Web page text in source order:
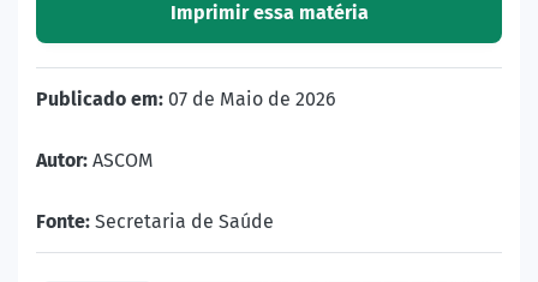
Imprimir essa matéria
Publicado em: 07 de Maio de 2026
Autor: ASCOM
Fonte: Secretaria de Saúde